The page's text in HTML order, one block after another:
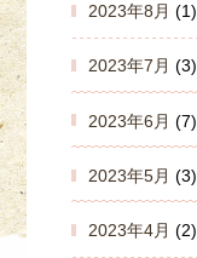
2023年8月 (1)
2023年7月 (3)
2023年6月 (7)
2023年5月 (3)
2023年4月 (2)